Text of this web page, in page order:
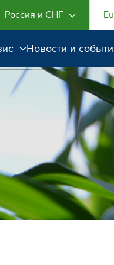
Россия и СНГ
Новости и